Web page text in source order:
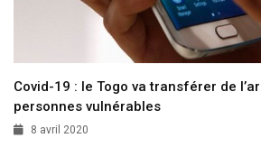
Covid-19 : le Togo va transférer de
personnes vulnérables
8 avril 2020